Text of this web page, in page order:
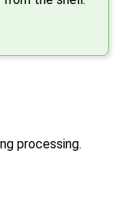
processing.